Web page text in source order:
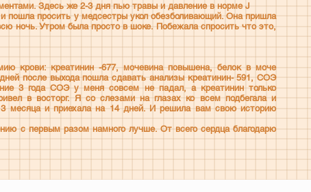
Здесь же 2-3 дня пью травы и давление в норме J
пошла просить у медсестры укол обезболивающий. Она пришла
ночь. Утром была просто в шоке. Побежала спросить что это,
крови: креатинин -677, мочевина повышена, белок в моче
после выхода пошла сдавать анализы креатинин- 591, СОЭ
3 года СОЭ у меня совсем не падал, а креатинин только
в восторг. Я со слезами на глазах ко всем подбегала и
месяца и приехала на 14 дней. И решила вам свою историю
с первым разом намного лучше. От всего сердца благодарю